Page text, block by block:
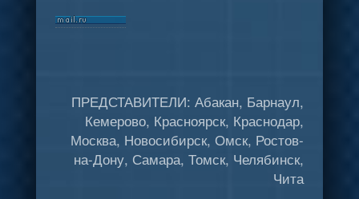
ПРЕДСТАВИТЕЛИ: Абакан, Барнаул,
Кемерово, Красноярск, Краснодар,
Москва, Новосибирск, Омск, Ростов-
на-Дону, Самара, Томск, Челябинск,
Чита